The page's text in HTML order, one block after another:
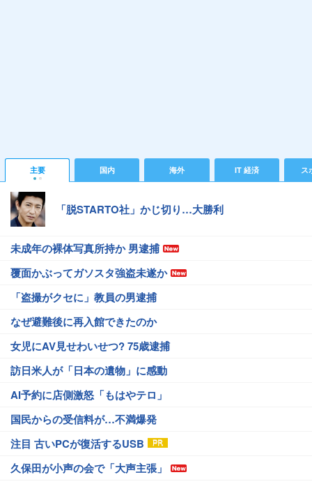
主要 国内 海外 IT 経済 ス
「脱STARTO社」かじ切り…大勝利
未成年の裸体写真所持か 男逮捕
覆面かぶってガソスタ強盗未遂か
「盗撮がクセに」教員の男逮捕
なぜ避難後に再入館できたのか
女児にAV見せわいせつ? 75歳逮捕
訪日米人が「日本の遺物」に感動
AI予約に店側激怒「もはやテロ」
国民からの受信料が…不満爆発
注目 古いPCが復活するUSB
久保田が小声の会で「大声主張」